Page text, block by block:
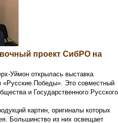
проект СибРО на
Уймон открылась выставка
«Русские Победы». Это совместный
и Государственного Русского
картин, оригиналы которых
Большинство из них освещает